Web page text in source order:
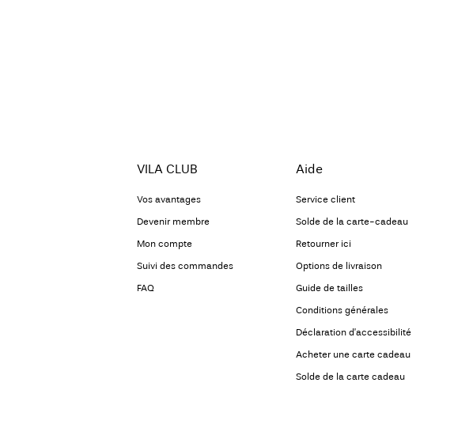
VILA CLUB
Vos avantages
Devenir membre
Mon compte
Suivi des commandes
FAQ
Aide
Service client
Solde de la carte-cadeau
Retourner ici
Options de livraison
Guide de tailles
Conditions générales
Déclaration d’accessibilité
Acheter une carte cadeau
Solde de la carte cadeau